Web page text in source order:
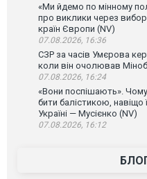
«Ми йдемо по мінному
про виклики через
країн Європи (NV)
07.08.2026, 16:36
СЗР за часів Умєрова
коли він очолював
07.08.2026, 16:24
«Вони поспішають».
бити балістикою, навіщо
Україні — Мусієнко (NV)
07.08.2026, 16:12